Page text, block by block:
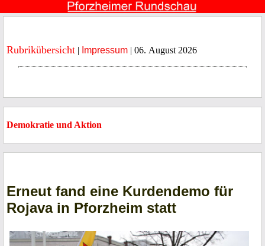
Rubrikübersicht | Impressum | 06. August 2026
Demokratie und Aktion
Erneut fand eine Kurdendemo für
Rojava in Pforzheim statt